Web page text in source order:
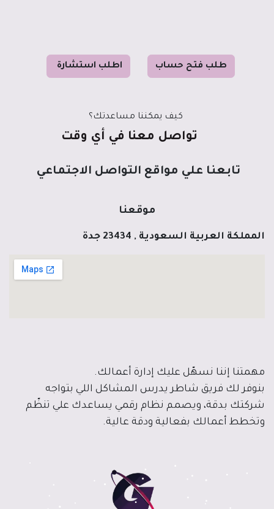
طلب فتح حساب اطلب استشارة
كيف يمكننا مساعدتك؟
تواصل معنا في أي وقت
تابعنا علي مواقع التواصل الاجتماعي
موقعنا
المملكة العربية السعودية , 23434 جدة
مهمتنا إننا نسهّل عليك إدارة أعمالك.
بنوفر لك فريق شاطر يدرس المشاكل اللي بتواجه
شركتك بدقة، ويصمم نظام رقمي يساعدك علي تنظّم
وتخطط أعمالك بفعالية ودقة عالية.